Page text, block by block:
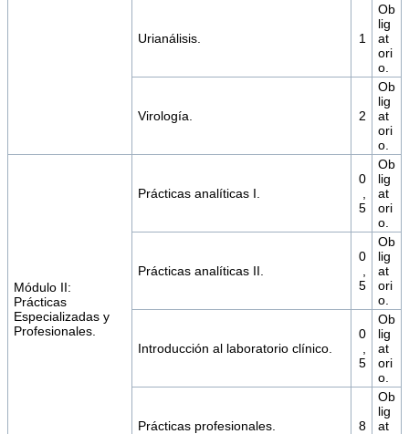
Urianálisis. 1
Ob
lig
at
ori
o.
Virología. 2
Ob
lig
at
ori
o.
Módulo II:
Prácticas
Especializadas y
Profesionales.
Prácticas analíticas I.
0
5
Ob
lig
at
ori
o.
Prácticas analíticas II.
0
5
Ob
lig
at
ori
o.
Introducción al laboratorio clínico.
0
5
Ob
lig
at
ori
o.
Prácticas profesionales. 8
Ob
lig
at